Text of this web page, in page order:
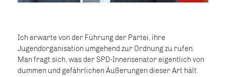
Ich erwarte von der Führung der Partei, ihre
Jugendorganisation umgehend zur Ordnung zu rufen.
Man fragt sich, was der SPD-Innensenator eigentlich von
dummen und gefährlichen Äußerungen dieser Art hält.